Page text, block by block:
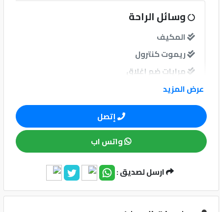
كيو
ماركت
الدليل
القطري
2020
©
وسائل الراحة
المكيف
ريموت كنترول
مرايات ضم إغلاق
نوافذ
نوافذ كهربائية امامية
عرض المزيد
إتصل
واتس اب
ارسل لصديق :